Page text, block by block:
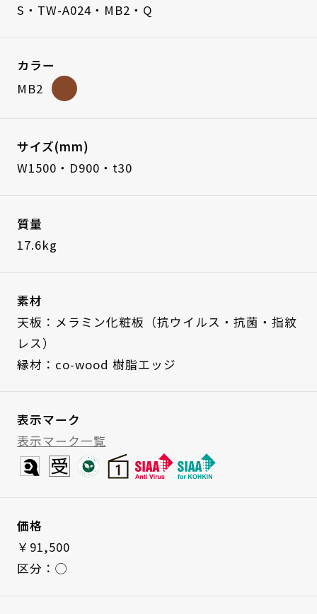
S・TW-A024・MB2・Q
カラー
MB2
サイズ(mm)
W1500・D900・t30
質量
17.6kg
素材
天板：メラミン化粧板（抗ウイルス・抗菌・指紋
レス）
縁材：co-wood 樹脂エッジ
表示マーク
表示マーク一覧
価格
￥91,500
区分：◯